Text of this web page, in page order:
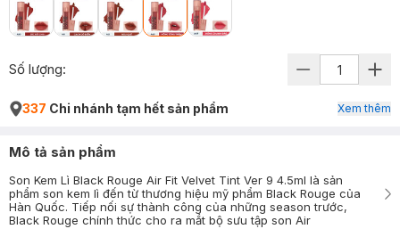
Số lượng:
337 Chi nhánh tạm hết sản phẩm Xem thêm
Mô tả sản phẩm
Son Kem Lì Black Rouge Air Fit Velvet Tint Ver 9 4.5ml là sản
phẩm son kem lì đến từ thương hiệu mỹ phẩm Black Rouge của
Hàn Quốc. Tiếp nối sự thành công của những season trước,
Black Rouge chính thức cho ra mắt bộ sưu tập son Air